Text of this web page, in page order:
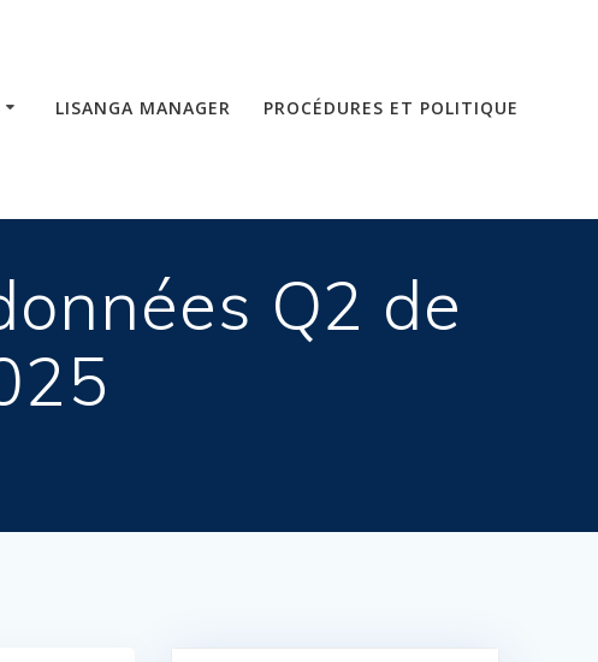
LISANGA MANAGER PROCÉDURES ET POLITIQUE
Q2 de